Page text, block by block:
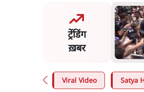
ट्रेंडिंग
ख़बर
में गैर बीजेपी वोटरों के नामों
की बड़ी साज़िश'- रोहित
Viral Video Satya